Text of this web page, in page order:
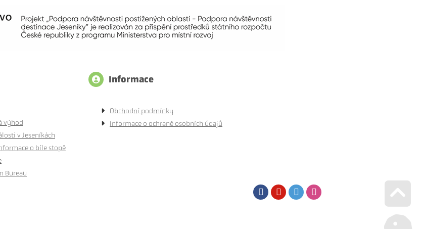
výhod
v Jeseníkách
o bíle stopě
Bureau
Informace
Obchodní podmínky
Informace o ochraně osobních údajů
FacebookYoutubeTwitter
Go